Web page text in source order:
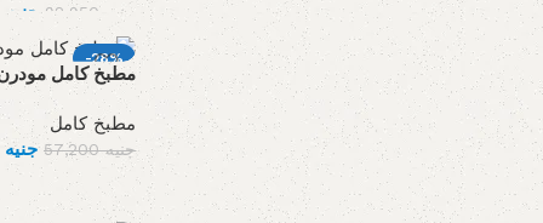
جنيه 92,950 جنيه
-28%
مطبخ كامل مودرن
مطبخ كامل
جنيه57,200 جنيه